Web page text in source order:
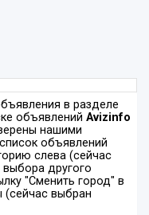
в разделе
объявлений Avizinfo
нашими
объявлений
слева (сейчас
другого
"Сменить город" в
(сейчас выбран